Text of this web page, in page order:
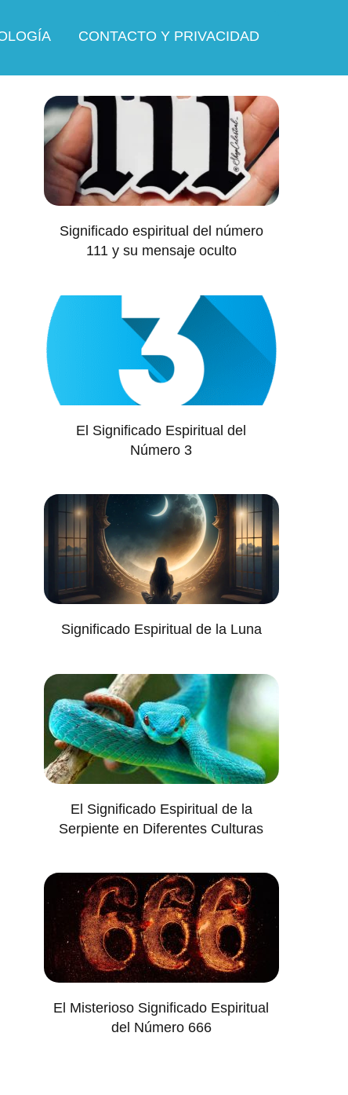
CONTACTO Y PRIVACIDAD
Significado espiritual del número
111 y su mensaje oculto
El Significado Espiritual del
Número 3
Significado Espiritual de la Luna
El Significado Espiritual de la
Serpiente en Diferentes Culturas
El Misterioso Significado Espiritual
del Número 666